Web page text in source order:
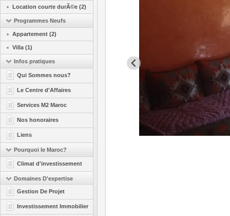
Location courte durÃ©e (2)
Programmes Neufs
Appartement (2)
Villa (1)
Infos pratiques
Qui Sommes nous?
Le Centre d'Affaires
Services M2 Maroc
Nos honoraires
Liens
Pourquoi le Maroc?
Climat d'investissement
Domaines D'expertise
Gestion De Projet
Investissement Immobilier